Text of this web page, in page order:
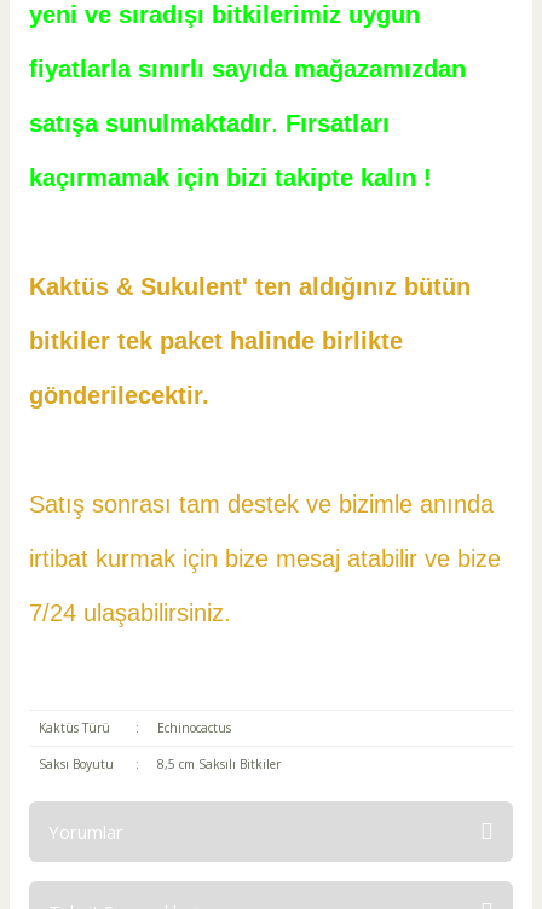
yeni ve sıradışı bitkilerimiz uygun
fiyatlarla sınırlı sayıda mağazamızdan
satışa sunulmaktadır. Fırsatları
kaçırmamak için bizi takipte kalın !
Kaktüs & Sukulent' ten aldığınız bütün
bitkiler tek paket halinde birlikte
gönderilecektir.
Satış sonrası tam destek ve bizimle anında
irtibat kurmak için bize mesaj atabilir ve bize
7/24 ulaşabilirsiniz.
Kaktüs Türü : Echinocactus
Saksı Boyutu : 8,5 cm Saksılı Bitkiler
Yorumlar